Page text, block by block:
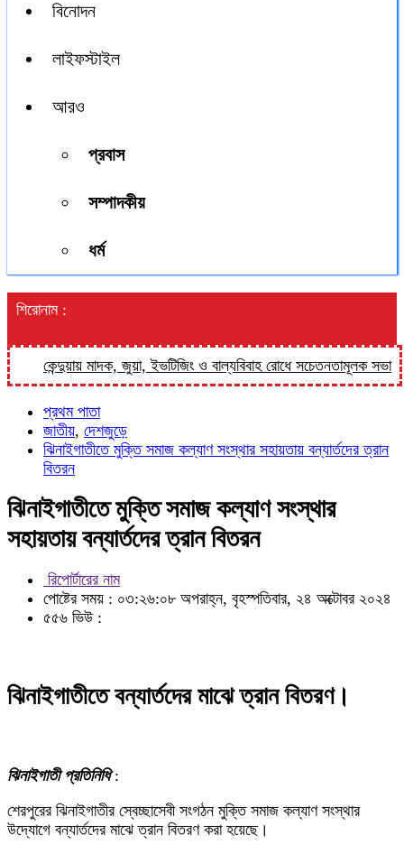
বিনোদন
লাইফস্টাইল
আরও
প্রবাস
সম্পাদকীয়
ধর্ম
শিরোনাম :
কেন্দুয়ায় মাদক, জুয়া, ইভটিজিং ও বাল্যবিবাহ রোধে সচেতনতামূলক সভা
প্রথম পাতা
জাতীয়, দেশজুড়ে
ঝিনাইগাতীতে মুক্তি সমাজ কল্যাণ সংস্থার সহায়তায় বন্যার্তদের ত্রান
বিতরন
ঝিনাইগাতীতে মুক্তি সমাজ কল্যাণ সংস্থার
সহায়তায় বন্যার্তদের ত্রান বিতরন
রিপোর্টারের নাম
পোষ্টের সময় : ০৩:২৬:০৮ অপরাহ্ন, বৃহস্পতিবার, ২৪ অক্টোবর ২০২৪
৫৫৬ ভিউ :
ঝিনাইগাতীতে বন্যার্তদের মাঝে ত্রান বিতরণ।
ঝিনাইগাতী প্রতিনিধি :
শেরপুরের ঝিনাইগাতীর স্বেচ্ছাসেবী সংগঠন মুক্তি সমাজ কল্যাণ সংস্থার
উদ্যোগে বন্যার্তদের মাঝে ত্রান বিতরণ করা হয়েছে।